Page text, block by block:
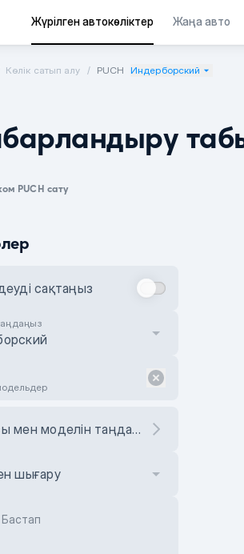
Жүрілген автокөліктер Жаңа авто
Көлік сатып алу PUCH Индерборский
PUCH сату
сақтаңыз
Маркасы мен моделін таңдаңыз
шығару